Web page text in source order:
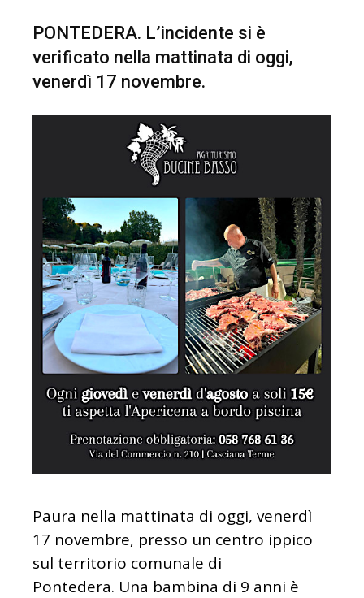
PONTEDERA. L’incidente si è
verificato nella mattinata di oggi,
venerdì 17 novembre.
Paura nella mattinata di oggi, venerdì
17 novembre, presso un centro ippico
sul territorio comunale di
Pontedera. Una bambina di 9 anni è